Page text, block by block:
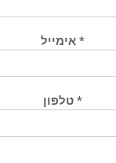
* אימייל
* טלפון